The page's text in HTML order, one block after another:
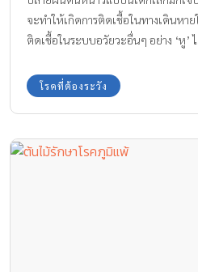
จะทำให้เกิดการติดเชื้อในทางเดินหา
ติดเชื้อในระบบอวัยวะอื่นๆ อย่าง ‘หู’
โรคที่ต้องระวัง